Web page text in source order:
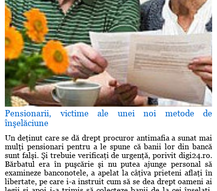
Pensionarii, victime ale unei noi metode de
înşelăciune
Un deţinut care se dă drept procuror antimafia a sunat mai
mulţi pensionari pentru a le spune că banii lor din bancă
sunt falşi. Şi trebuie verificaţi de urgenţă, porivit digi24.ro.
Bărbatul era în puşcărie şi nu putea ajunge personal să
examineze banconotele, a apelat la câţiva prieteni aflaţi în
libertate, pe care i-a instruit cum să se dea drept oameni ai